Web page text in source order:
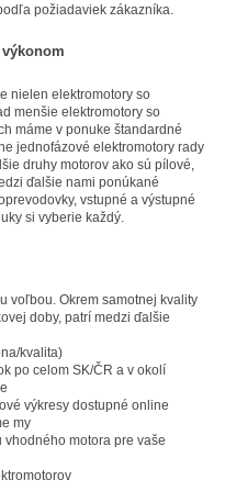
požiadaviek zákazníka.
nielen elektromotory so
menšie elektromotory so
máme v ponuke štandardné
jednofázové elektromotory rady
druhy motorov ako sú pílové,
ďalšie nami ponúkané
vstupné a výstupné
si vyberie každý.
voľbou. Okrem samotnej kvality
doby, patrí medzi ďalšie
kvalita)
po celom SK/ČR a v okolí
výkresy dostupné online
my
motora pre vaše